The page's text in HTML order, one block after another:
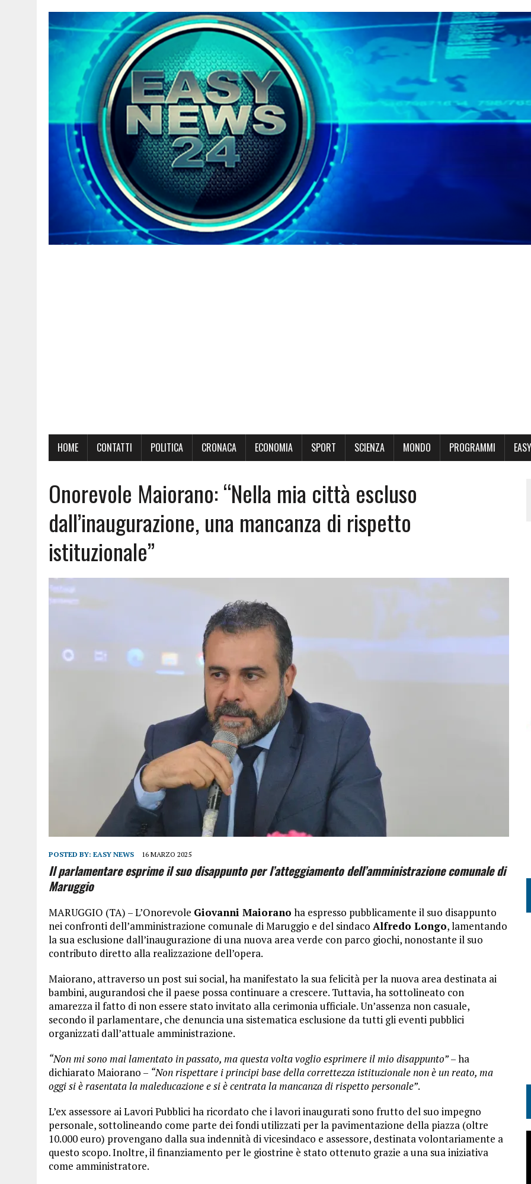
HOME CONTATTI POLITICA CRONACA ECONOMIA SPORT SCIENZA MONDO PROGRAMMI
Onorevole Maiorano: “Nella mia città escluso
dall’inaugurazione, una mancanza di rispetto
istituzionale”
POSTED BY: EASY NEWS 16 MARZO 2025
Il parlamentare esprime il suo disappunto per l’atteggiamento dell’amministrazione comunale di
Maruggio
MARUGGIO (TA) – L’Onorevole Giovanni Maiorano ha espresso pubblicamente il suo disappunto
nei confronti dell’amministrazione comunale di Maruggio e del sindaco Alfredo Longo, lamentando
la sua esclusione dall’inaugurazione di una nuova area verde con parco giochi, nonostante il suo
contributo diretto alla realizzazione dell’opera.
Maiorano, attraverso un post sui social, ha manifestato la sua felicità per la nuova area destinata ai
bambini, augurandosi che il paese possa continuare a crescere. Tuttavia, ha sottolineato con
amarezza il fatto di non essere stato invitato alla cerimonia ufficiale. Un’assenza non casuale,
secondo il parlamentare, che denuncia una sistematica esclusione da tutti gli eventi pubblici
organizzati dall’attuale amministrazione.
“Non mi sono mai lamentato in passato, ma questa volta voglio esprimere il mio disappunto”– ha
dichiarato Maiorano – “Non rispettare i principi base della correttezza istituzionale non è un reato, ma
oggi si è rasentata la maleducazione e si è centrata la mancanza di rispetto personale”.
L’ex assessore ai Lavori Pubblici ha ricordato che i lavori inaugurati sono frutto del suo impegno
personale, sottolineando come parte dei fondi utilizzati per la pavimentazione della piazza (oltre
10.000 euro) provengano dalla sua indennità di vicesindaco e assessore, destinata volontariamente a
questo scopo. Inoltre, il finanziamento per le giostrine è stato ottenuto grazie a una sua iniziativa
come amministratore.